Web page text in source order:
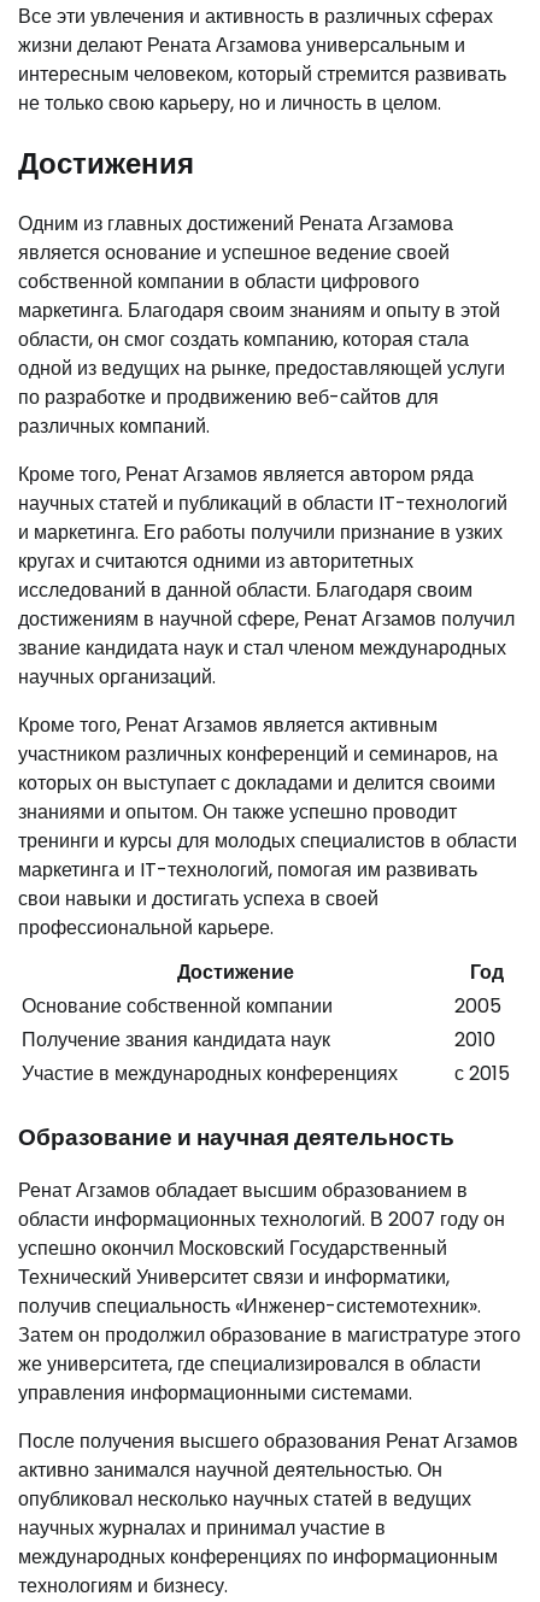
Все эти увлечения и активность в различных сферах
жизни делают Рената Агзамова универсальным и
интересным человеком, который стремится развивать
не только свою карьеру, но и личность в целом.
Достижения
Одним из главных достижений Рената Агзамова
является основание и успешное ведение своей
собственной компании в области цифрового
маркетинга. Благодаря своим знаниям и опыту в этой
области, он смог создать компанию, которая стала
одной из ведущих на рынке, предоставляющей услуги
по разработке и продвижению веб-сайтов для
различных компаний.
Кроме того, Ренат Агзамов является автором ряда
научных статей и публикаций в области IT-технологий
и маркетинга. Его работы получили признание в узких
кругах и считаются одними из авторитетных
исследований в данной области. Благодаря своим
достижениям в научной сфере, Ренат Агзамов получил
звание кандидата наук и стал членом международных
научных организаций.
Кроме того, Ренат Агзамов является активным
участником различных конференций и семинаров, на
которых он выступает с докладами и делится своими
знаниями и опытом. Он также успешно проводит
тренинги и курсы для молодых специалистов в области
маркетинга и IT-технологий, помогая им развивать
свои навыки и достигать успеха в своей
профессиональной карьере.
Достижение
Год
Основание собственной компании
2005
Получение звания кандидата наук
2010
Участие в международных конференциях
с 2015
Образование и научная деятельность
Ренат Агзамов обладает высшим образованием в
области информационных технологий. В 2007 году он
успешно окончил Московский Государственный
Технический Университет связи и информатики,
получив специальность «Инженер-системотехник».
Затем он продолжил образование в магистратуре этого
же университета, где специализировался в области
управления информационными системами.
После получения высшего образования Ренат Агзамов
активно занимался научной деятельностью. Он
опубликовал несколько научных статей в ведущих
научных журналах и принимал участие в
международных конференциях по информационным
технологиям и бизнесу.